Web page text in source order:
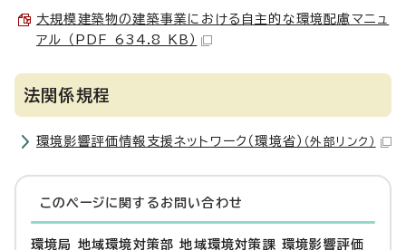
大規模建築物の建築事業における自主的な環境配慮マニュ
アル （PDF 634.8 KB）
法関係規程
環境影響評価情報支援ネットワーク（環境省） （外部リンク）
このページに関する お問い合わせ
環境局 地域環境対策部 地域環境対策課 環境影響評価